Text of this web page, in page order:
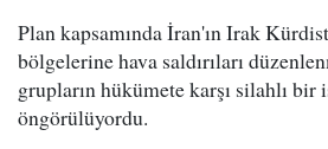
Plan kapsamında İran'ın Irak
bölgelerine hava saldırıları
grupların hükümete karşı silahlı bir
öngörülüyordu.